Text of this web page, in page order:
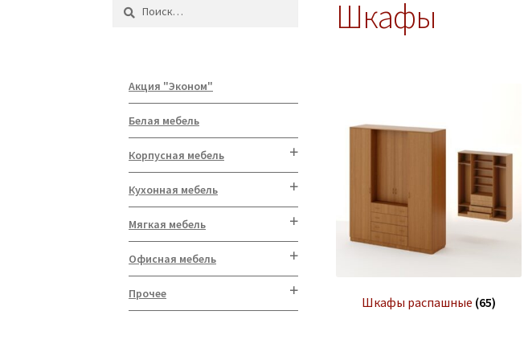
Шкафы
Шкафы распашные (65)
Найти:
Акция "Эконом"
Белая мебель
Корпусная мебель
Кухонная мебель
Мягкая мебель
Офисная мебель
Прочее